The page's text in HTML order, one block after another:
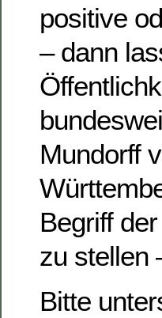
positive
– dann
Mundorff
Begriff
zu stellen
Bitte